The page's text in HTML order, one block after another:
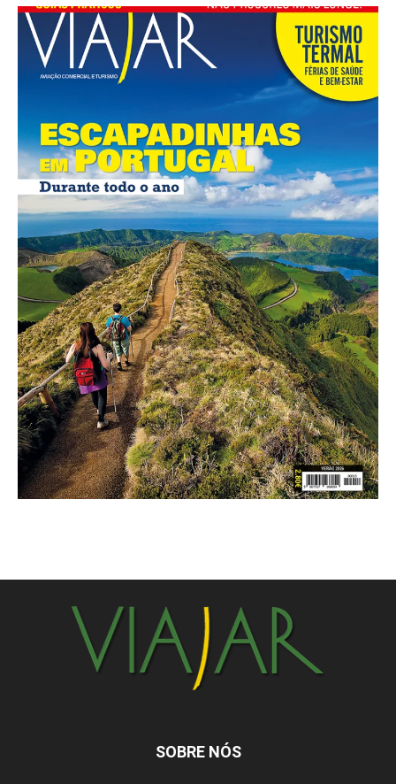
SOBRE NÓS